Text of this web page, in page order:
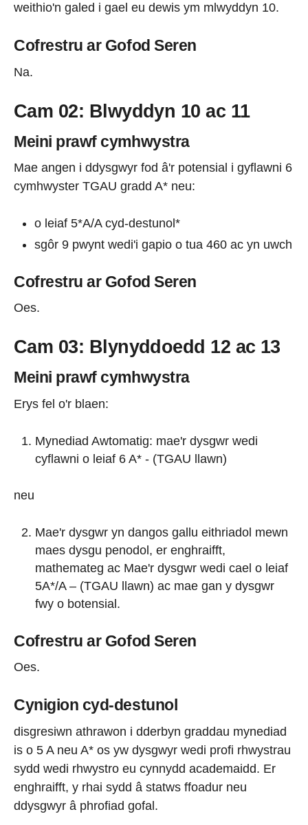
weithio'n galed i gael eu dewis ym mlwyddyn 10.
Cofrestru ar Gofod Seren
Na.
Cam 02: Blwyddyn 10 ac 11
Meini prawf cymhwystra
Mae angen i ddysgwyr fod â'r potensial i gyflawni 6
cymhwyster TGAU gradd A* neu:
o leiaf 5*A/A cyd-destunol*
sgôr 9 pwynt wedi'i gapio o tua 460 ac yn uwch
Cofrestru ar Gofod Seren
Oes.
Cam 03: Blynyddoedd 12 ac 13
Meini prawf cymhwystra
Erys fel o'r blaen:
Mynediad Awtomatig: mae'r dysgwr wedi
cyflawni o leiaf 6 A* - (TGAU llawn)
neu
Mae'r dysgwr yn dangos gallu eithriadol mewn
maes dysgu penodol, er enghraifft,
mathemateg ac Mae'r dysgwr wedi cael o leiaf
5A*/A – (TGAU llawn) ac mae gan y dysgwr
fwy o botensial.
Cofrestru ar Gofod Seren
Oes.
Cynigion cyd-destunol
disgresiwn athrawon i dderbyn graddau mynediad
is o 5 A neu A* os yw dysgwyr wedi profi rhwystrau
sydd wedi rhwystro eu cynnydd academaidd. Er
enghraifft, y rhai sydd â statws ffoadur neu
ddysgwyr â phrofiad gofal.